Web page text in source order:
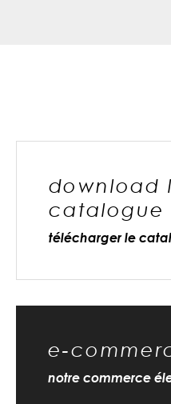
download
catalogue
télécharger le
e-
notre commerce